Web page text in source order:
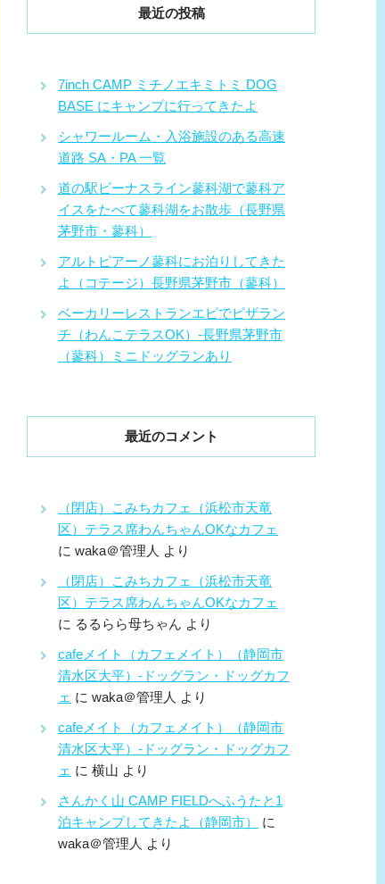
最近の投稿
7inch CAMP ミチノエキミトミ DOG
BASE にキャンプに行ってきたよ
シャワールーム・入浴施設のある高速
道路 SA・PA 一覧
道の駅ビーナスライン蓼科湖で蓼科ア
イスをたべて蓼科湖をお散歩（長野県
茅野市・蓼科）
アルトピアーノ蓼科にお泊りしてきた
よ（コテージ）長野県茅野市（蓼科）
ベーカリーレストランエピでピザラン
チ（わんこテラスOK）-長野県茅野市
（蓼科）ミニドッグランあり
最近のコメント
（閉店）こみちカフェ（浜松市天竜
区）テラス席わんちゃんOKなカフェ
に waka＠管理人 より
（閉店）こみちカフェ（浜松市天竜
区）テラス席わんちゃんOKなカフェ
に るるらら母ちゃん より
cafeメイト（カフェメイト）（静岡市
清水区大平）-ドッグラン・ドッグカフ
ェ に waka＠管理人 より
cafeメイト（カフェメイト）（静岡市
清水区大平）-ドッグラン・ドッグカフ
ェ に 横山 より
さんかく山 CAMP FIELDへふうたと1
泊キャンプしてきたよ（静岡市）
に
waka＠管理人 より